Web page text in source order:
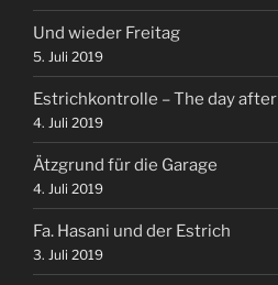
Und wieder Freitag
5. Juli 2019
Estrichkontrolle – The day after
4. Juli 2019
Ätzgrund für die Garage
4. Juli 2019
Fa. Hasani und der Estrich
3. Juli 2019